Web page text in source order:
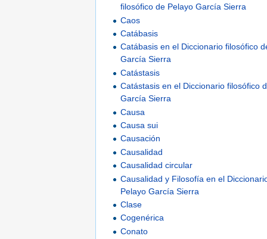
filosófico de Pelayo García Sierra
Caos
Catábasis
Catábasis en el Diccionario filosófico
García Sierra
Catástasis
Catástasis en el Diccionario filosófico
García Sierra
Causa
Causa sui
Causación
Causalidad
Causalidad circular
Causalidad y Filosofía en el
Pelayo García Sierra
Clase
Cogenérica
Conato